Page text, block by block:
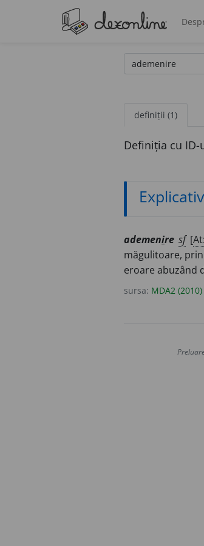
definiții (1)
Definiția cu ID-
ademenire sf[At:
măgulitoare,
eroare abuzând
sursa: MDA2 (2010)